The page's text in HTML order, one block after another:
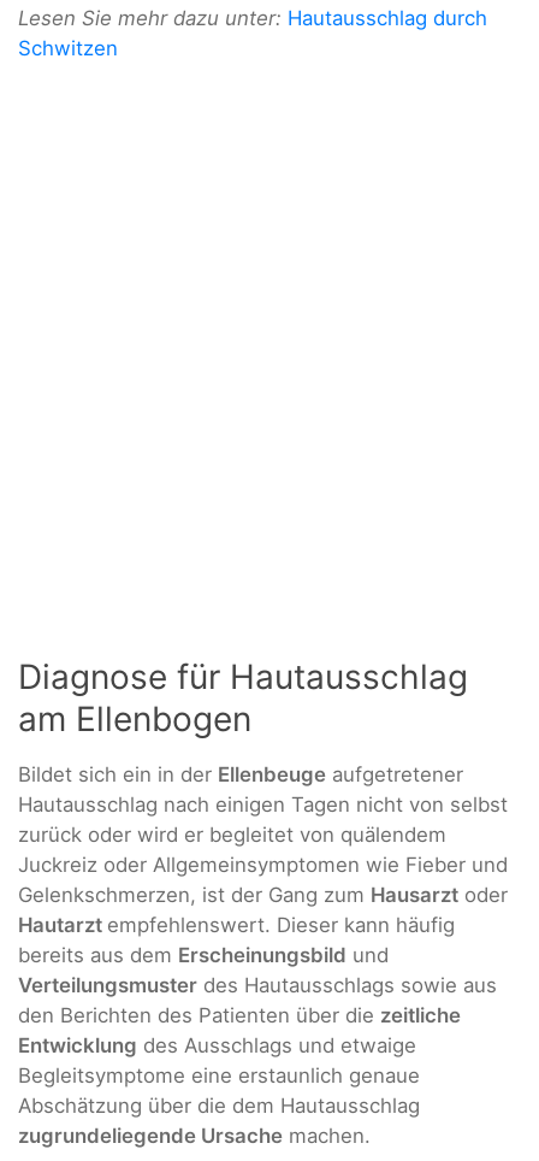
Lesen Sie mehr dazu unter: Hautausschlag durch
Schwitzen
Diagnose für Hautausschlag
am Ellenbogen
Bildet sich ein in der Ellenbeuge aufgetretener
Hautausschlag nach einigen Tagen nicht von selbst
zurück oder wird er begleitet von quälendem
Juckreiz oder Allgemeinsymptomen wie Fieber und
Gelenkschmerzen, ist der Gang zum Hausarzt oder
Hautarzt empfehlenswert. Dieser kann häufig
bereits aus dem Erscheinungsbild und
Verteilungsmuster des Hautausschlags sowie aus
den Berichten des Patienten über die zeitliche
Entwicklung des Ausschlags und etwaige
Begleitsymptome eine erstaunlich genaue
Abschätzung über die dem Hautausschlag
zugrundeliegende Ursache machen.